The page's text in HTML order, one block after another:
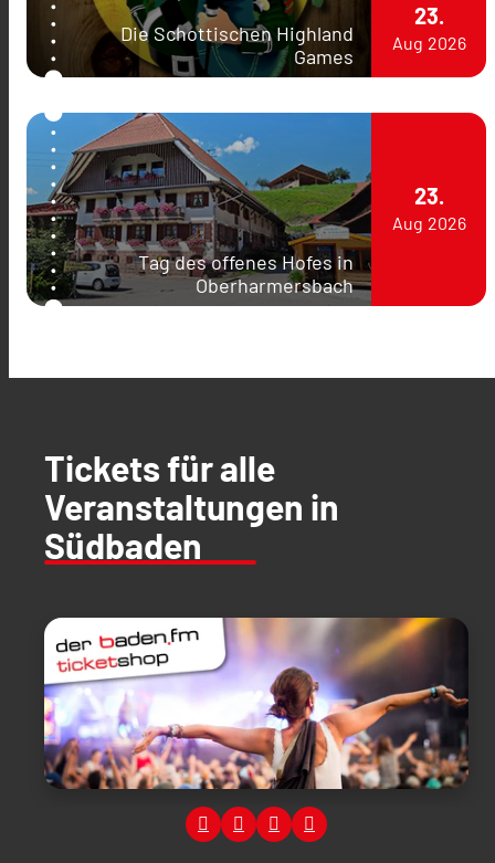
Die Schottischen Highland
Games
23.
Aug 2026
Tag des offenes Hofes in
Oberharmersbach
23.
Aug 2026
Tickets für alle
Veranstaltungen in
Südbaden